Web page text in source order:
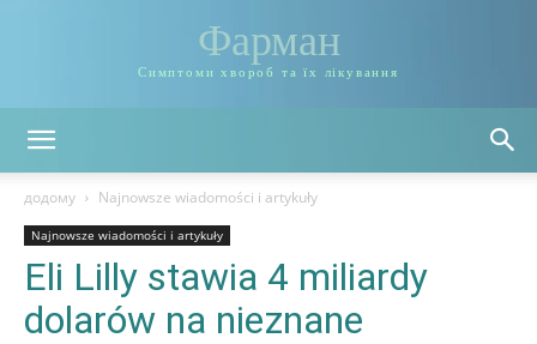
Фарман
Симптоми хвороб та їх лікування
додому Najnowsze wiadomości i artykuły
Najnowsze wiadomości i artykuły
Eli Lilly stawia 4 miliardy
dolarów na nieznane